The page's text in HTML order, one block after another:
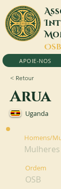
A
I
M
O
APOIE-NOS
< Retour
Arua
Uganda
Homens/
Mulheres
Ordem
OSB